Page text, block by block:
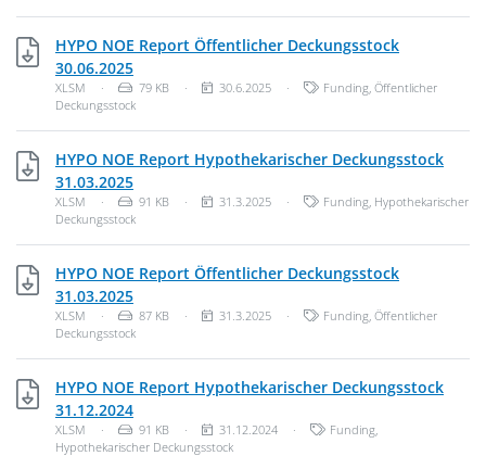
HYPO NOE Report Öffentlicher Deckungsstock
30.06.2025XLSM, 79 KB
Dateityp: Unbekannter Dateityp
XLSM · Dateigröße:
79 KB · Veröffentlichungsdatum:
30.6.2025 · Kategorien:
Funding, Öffentlicher
Deckungsstock
HYPO NOE Report Hypothekarischer Deckungsstock
31.03.2025XLSM, 91 KB
Dateityp: Unbekannter Dateityp
XLSM · Dateigröße:
91 KB · Veröffentlichungsdatum:
31.3.2025 · Kategorien:
Funding, Hypothekarischer
Deckungsstock
HYPO NOE Report Öffentlicher Deckungsstock
31.03.2025XLSM, 87 KB
Dateityp: Unbekannter Dateityp
XLSM · Dateigröße:
87 KB · Veröffentlichungsdatum:
31.3.2025 · Kategorien:
Funding, Öffentlicher
Deckungsstock
HYPO NOE Report Hypothekarischer Deckungsstock
31.12.2024XLSM, 91 KB
Dateityp: Unbekannter Dateityp
XLSM · Dateigröße:
91 KB · Veröffentlichungsdatum:
31.12.2024 · Kategorien:
Funding,
Hypothekarischer Deckungsstock